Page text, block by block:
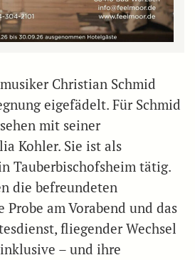
Christian Schmid
eigefädelt. Für Schmid
mit seiner
Kohler. Sie ist als
Tauberbischofsheim tätig.
die befreundeten
am Vorabend und das
fliegender Wechsel
– und ihre